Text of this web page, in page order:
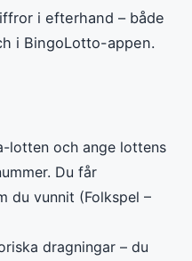
i efterhand – både
i BingoLotto-appen.
lotten och ange lottens
Du får
du vunnit (Folkspel –
dragningar – du